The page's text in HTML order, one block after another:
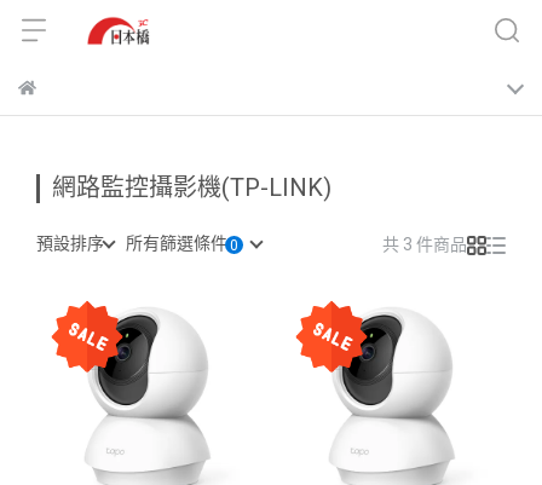
網路監控攝影機(TP-LINK)
預設排序 所有篩選條件 共 3 件商品